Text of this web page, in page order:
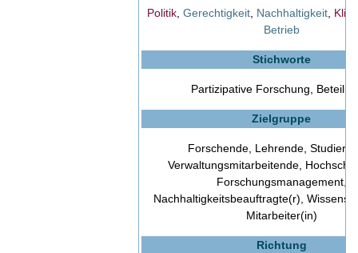
Politik,Gerechtigkeit, Nachhaltigkeit,
Betrieb
Stichworte
Partizipative Forschung,
Zielgruppe
Forschende, Lehrende,
Verwaltungsmitarbeitende,
Forschungsmanagement,
Nachhaltigkeitsbeauftragte(r),
Mitarbeiter(in)
Richtung